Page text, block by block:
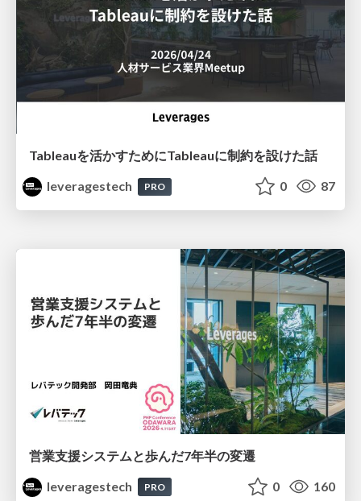
Tableauを活かすためにTableauに制約を設けた話
leveragestech
PRO 0 87
営業支援システムと歩んだ7年半の変遷
leveragestech
PRO 0 160